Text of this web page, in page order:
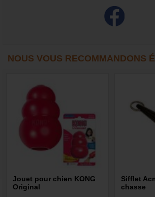
NOUS VOUS RECOMMANDONS
Jouet pour chien KONG
Original
Sifflet
chasse